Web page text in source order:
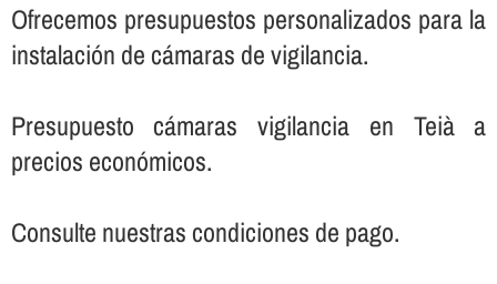
Ofrecemos presupuestos personalizados para la
instalación de cámaras de vigilancia.
Presupuesto cámaras vigilancia en Teià a
precios económicos.
Consulte nuestras condiciones de pago.